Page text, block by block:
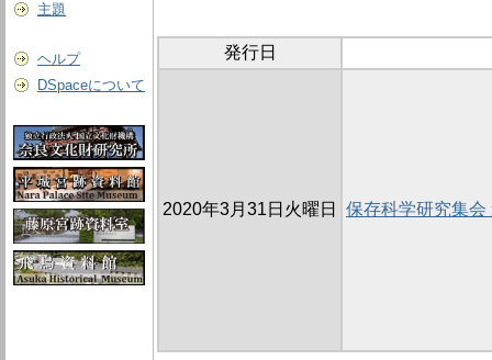
主題
ヘルプ
DSpaceについて
発行日
2020年3月31日火曜日 保存科学研究集